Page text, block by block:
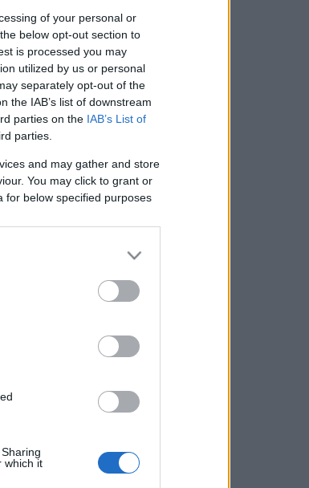
of your personal or
below opt-out section to
is processed you may
utilized by us or personal
separately opt-out of the
the IAB’s list of downstream
parties on the IAB’s List of
parties.
and may gather and store
You may click to grant or
for below specified purposes
which it